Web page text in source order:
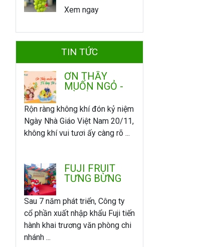
Xem ngay
TIN TỨC
ƠN THẦY
MUỐN NGỎ -
ÂN
Rộn ràng không khí đón kỷ niệm
Ngày Nhà Giáo Việt Nam 20/11,
không khí vui tươi ấy càng rõ ...
FUJI FRUIT
TƯNG BỪNG
VĂN PHÒNG -
CHI NHÁNH
MIỀN NAM
Sau 7 năm phát triển, Công ty
cổ phần xuất nhập khẩu Fuji tiến
hành khai trương văn phòng chi
nhánh ...